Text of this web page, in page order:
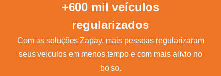
+600 mil veículos
regularizados
Com as soluções Zapay, mais pessoas regularizaram
seus veículos em menos tempo e com mais alívio no
bolso.